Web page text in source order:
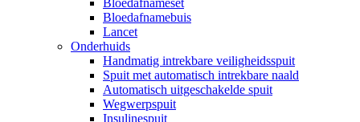
Bloedafnameset
Bloedafnamebuis
Lancet
Onderhuids
Handmatig intrekbare veiligheidsspuit
Spuit met automatisch intrekbare naald
Automatisch uitgeschakelde spuit
Wegwerpspuit
Insulinespuit